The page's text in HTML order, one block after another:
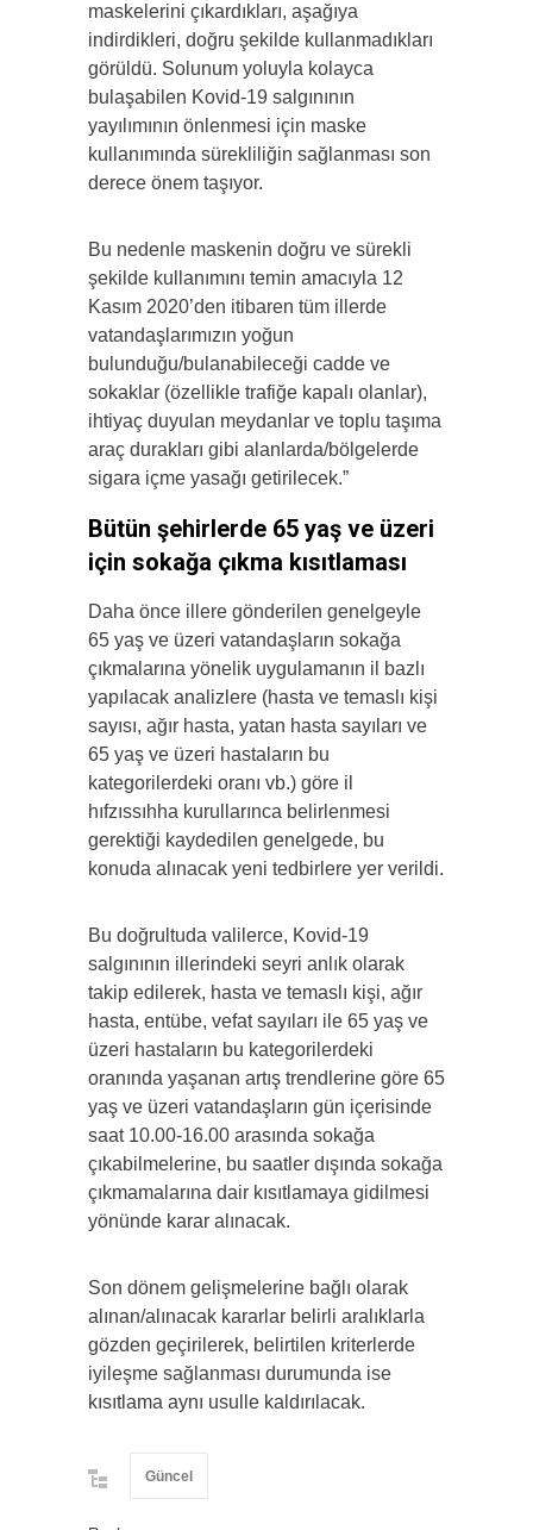
maskelerini çıkardıkları, aşağıya
indirdikleri, doğru şekilde kullanmadıkları
görüldü. Solunum yoluyla kolayca
bulaşabilen Kovid-19 salgınının
yayılımının önlenmesi için maske
kullanımında sürekliliğin sağlanması son
derece önem taşıyor.
Bu nedenle maskenin doğru ve sürekli
şekilde kullanımını temin amacıyla 12
Kasım 2020’den itibaren tüm illerde
vatandaşlarımızın yoğun
bulunduğu/bulanabileceği cadde ve
sokaklar (özellikle trafiğe kapalı olanlar),
ihtiyaç duyulan meydanlar ve toplu taşıma
araç durakları gibi alanlarda/bölgelerde
sigara içme yasağı getirilecek.”
Bütün şehirlerde 65 yaş ve üzeri
için sokağa çıkma kısıtlaması
Daha önce illere gönderilen genelgeyle
65 yaş ve üzeri vatandaşların sokağa
çıkmalarına yönelik uygulamanın il bazlı
yapılacak analizlere (hasta ve temaslı kişi
sayısı, ağır hasta, yatan hasta sayıları ve
65 yaş ve üzeri hastaların bu
kategorilerdeki oranı vb.) göre il
hıfzıssıhha kurullarınca belirlenmesi
gerektiği kaydedilen genelgede, bu
konuda alınacak yeni tedbirlere yer verildi.
Bu doğrultuda valilerce, Kovid-19
salgınının illerindeki seyri anlık olarak
takip edilerek, hasta ve temaslı kişi, ağır
hasta, entübe, vefat sayıları ile 65 yaş ve
üzeri hastaların bu kategorilerdeki
oranında yaşanan artış trendlerine göre 65
yaş ve üzeri vatandaşların gün içerisinde
saat 10.00­-16.00 arasında sokağa
çıkabilmelerine, bu saatler dışında sokağa
çıkmamalarına dair kısıtlamaya gidilmesi
yönünde karar alınacak.
Son dönem gelişmelerine bağlı olarak
alınan/alınacak kararlar belirli aralıklarla
gözden geçirilerek, belirtilen kriterlerde
iyileşme sağlanması durumunda ise
kısıtlama aynı usulle kaldırılacak.
Güncel